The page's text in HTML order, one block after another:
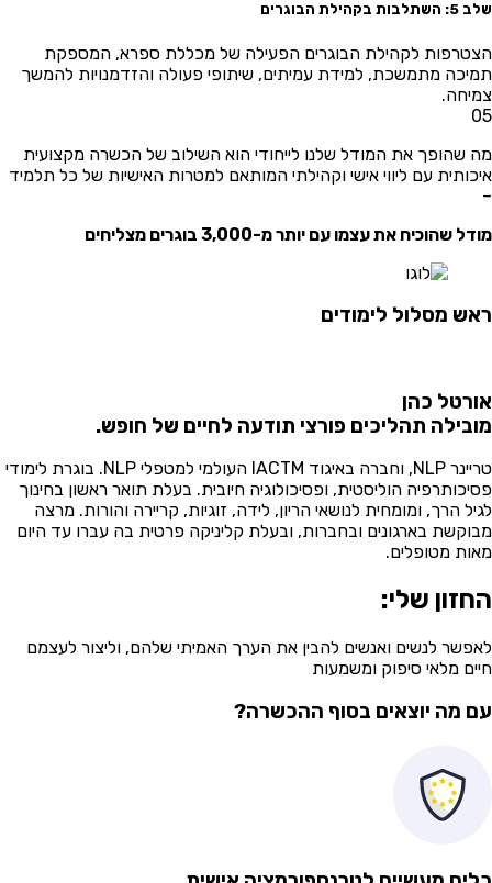
בקהילת הבוגרים
לקהילת הבוגרים הפעילה של מכללת ספרא, המספקת
מתמשכת, למידת עמיתים, שיתופי פעולה והזדמנויות להמשך
שהופך את המודל שלנו לייחודי הוא השילוב של הכשרה מקצועית
עם ליווי אישי וקהילתי המותאם למטרות האישיות של כל תלמיד
שהוכיח את עצמו עם יותר מ-3,000 בוגרים מצליחים
מסלול לימודים
כהן
תהליכים פורצי תודעה לחיים של חופש.
טריינר NLP, וחברה באיגוד IACTM העולמי למטפלי NLP. בוגרת לימודי
הוליסטית, ופסיכולוגיה חיובית. בעלת תואר ראשון בחינוך
הרך, ומומחית לנושאי הריון, לידה, זוגיות, קריירה והורות. מרצה
בארגונים ובחברות, ובעלת קליניקה פרטית בה עברו עד היום
מטופלים.
שלי:
לנשים ואנשים להבין את הערך האמיתי שלהם, וליצור לעצמם
מלאי סיפוק ומשמעות
מה יוצאים בסוף ההכשרה?